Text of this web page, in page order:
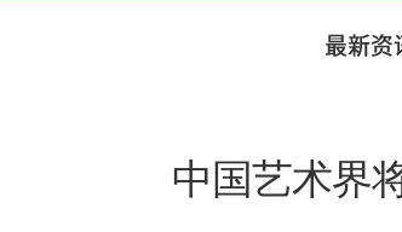
中国艺术界